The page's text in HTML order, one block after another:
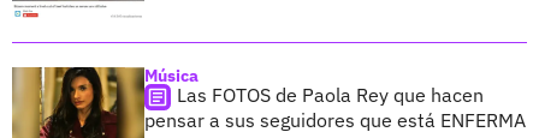
Música
Las FOTOS de Paola Rey que hacen
pensar a sus seguidores que está ENFERMA